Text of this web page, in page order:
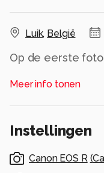
Luik, België
Op de eerste
doorheen.
Meer info tonen
Instellingen
Canon EOS R (